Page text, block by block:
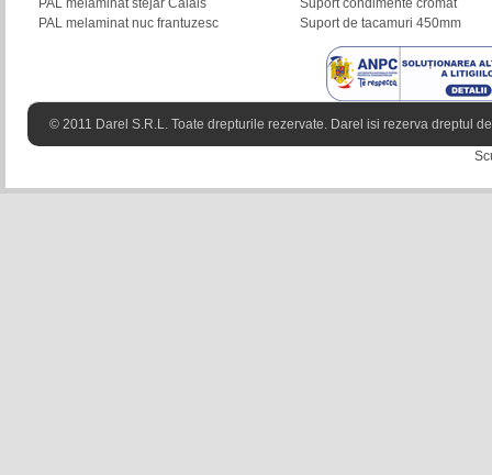
PAL melaminat stejar Calais
Suport condimente cromat
PAL melaminat nuc frantuzesc
Suport de tacamuri 450mm
© 2011 Darel S.R.L. Toate drepturile rezervate. Darel isi rezerva dreptul